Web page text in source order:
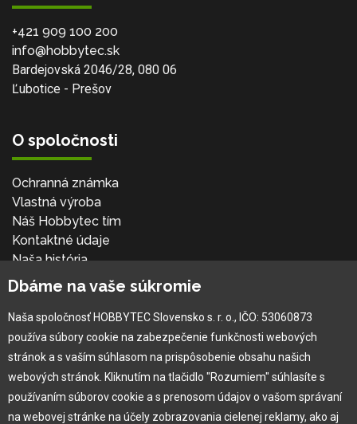
+421 909 100 200
info@hobbytec.sk
Bardejovská 2046/28, 080 06
Ľubotice - Prešov
O spoločnosti
Ochranná známka
Vlastná výroba
Náš Hobbytec tím
Kontaktné údaje
Naša história
Kariéra
Pre zákazníka
Garancia najlepšej ceny
Užívateľský manuál
Obchodné podmienky
Dbáme na vaše súkromie
Naša spoločnosť HOBBYTEC Slovensko s. r. o., IČO: 53060873
používa súbory cookie na zabezpečenie funkčnosti webových
stránok a s vaším súhlasom na prispôsobenie obsahu našich
webových stránok. Kliknutím na tlačidlo "Rozumiem" súhlasíte s
používaním súborov cookie a s prenosom údajov o vašom správaní
na webovej stránke na účely zobrazovania cielenej reklamy, ako aj